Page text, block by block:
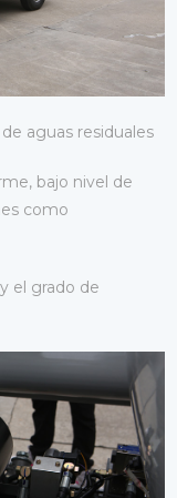
aguas residuales
bajo nivel de
como
el grado de